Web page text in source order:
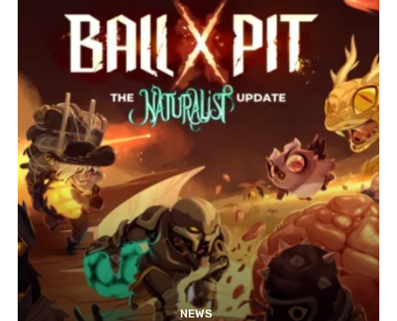
NEWS